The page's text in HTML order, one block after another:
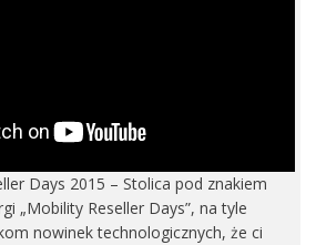
Days 2015 – Stolica pod znakiem
„Mobility Reseller Days”, na tyle
nowinek technologicznych, że ci